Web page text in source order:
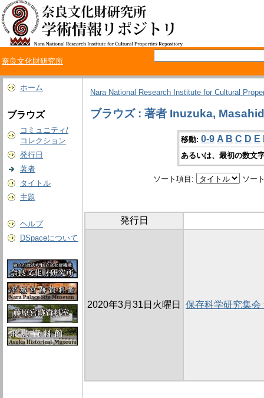
奈良文化財研究所
ホーム
ブラウズ
コミュニティ/
コレクション
発行日
著者
タイトル
主題
ヘルプ
DSpaceについて
Nara National Research Institute for Cultural
ブラウズ : 著者 Inuzuka,
移動: 0-9 A B C D E
あるいは、最初の数文
ソート項目: ソー
発行日
2020年3月31日火曜日 保存科学研究集